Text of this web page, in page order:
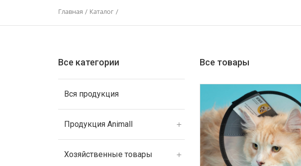
Главная / Каталог /
Все категории
Вся продукция
Продукция Animall
Хозяйственные товары
Все товары